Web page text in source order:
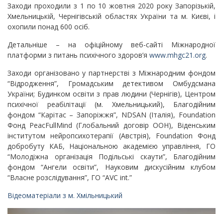
Заходи проходили з 1 по 10 жовтня 2020 року Запорізькій,
Хмельницькій, Чернігівській областях України та м. Києві, і
охопили понад 600 осіб.
Детальніше – на офіційному веб-сайті Міжнародної
платформи з питань психічного здоров’я www.mhgc21.org.
Заходи організовано у партнерстві з Міжнародним фондом
“Відродження”, Громадським детективом Омбудсмана
України; Будинком освіти з прав людини (Чернігів), Центром
психічної реабілітації (м. Хмельницький), Благодійним
фондом “Карітас – Запоріжжя”, NDSAN (Італія), Foundation
Фонд PeacFullMind (Глобальний договір ООН), Віденським
інститутом нейропсихотерапії (Австрія), Foundation Фонд
добробуту КАБ, Національною академією управління, ГО
“Молодіжна організація Подільські скаути”, Благодійним
фондом “Ангели освіти”, Науковим дискусійним клубом
“Власне розслідування”, ГО “AVC int.”
Відеоматеріали з м. Хмільницький